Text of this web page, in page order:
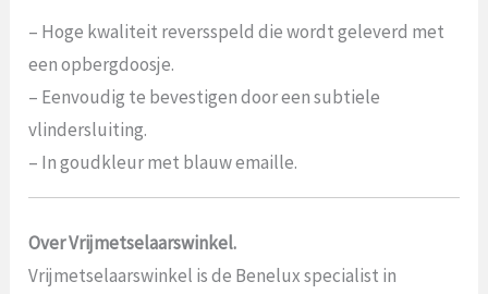
– Hoge kwaliteit reversspeld die wordt geleverd met
een opbergdoosje.
– Eenvoudig te bevestigen door een subtiele
vlindersluiting.
– In goudkleur met blauw emaille.
Over Vrijmetselaarswinkel.
Vrijmetselaarswinkel is de Benelux specialist in